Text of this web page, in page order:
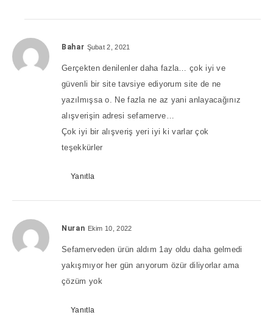
Bahar Şubat 2, 2021
Gerçekten denilenler daha fazla… çok iyi ve
güvenli bir site tavsiye ediyorum site de ne
yazılmışsa o. Ne fazla ne az yani anlayacağınız
alışverişin adresi sefamerve…
Çok iyi bir alışveriş yeri iyi ki varlar çok
teşekkürler
Yanıtla
Nuran Ekim 10, 2022
Sefamerveden ürün aldım 1ay oldu daha gelmedi
yakışmıyor her gün arıyorum özür diliyorlar ama
çözüm yok
Yanıtla